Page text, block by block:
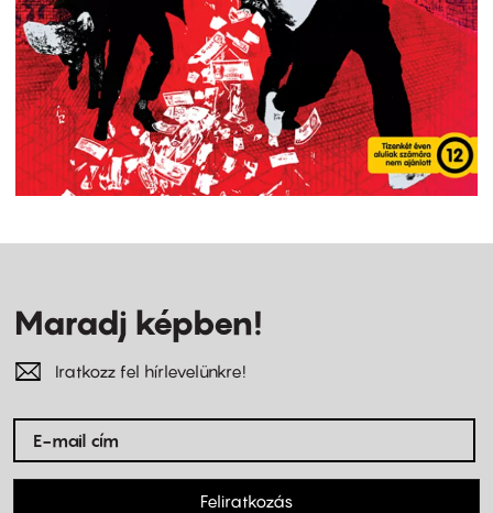
Maradj képben!
Iratkozz fel hírlevelünkre!
Feliratkozás